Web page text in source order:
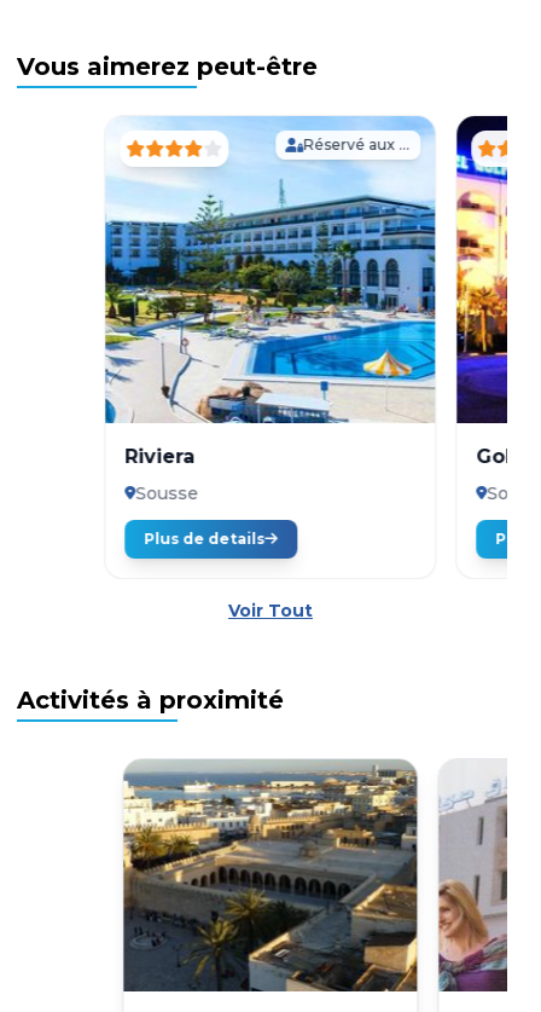
Vous aimerez peut-être
Réservé aux Adultes
Riviera
Sousse
Plus de details
Golf
Plus
Voir Tout
Activités à proximité